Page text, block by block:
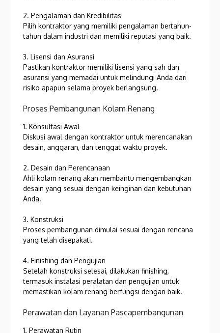
2. Pengalaman dan Kredibilitas
Pilih kontraktor yang memiliki pengalaman bertahun-
tahun dalam industri dan memiliki reputasi yang baik.
3. Lisensi dan Asuransi
Pastikan kontraktor memiliki lisensi yang sah dan
asuransi yang memadai untuk melindungi Anda dari
risiko apapun selama proyek berlangsung.
Proses Pembangunan Kolam Renang
1. Konsultasi Awal
Diskusi awal dengan kontraktor untuk merencanakan
desain, anggaran, dan tenggat waktu proyek.
2. Desain dan Perencanaan
Ahli kolam renang akan membantu mengembangkan
desain yang sesuai dengan keinginan dan kebutuhan
Anda.
3. Konstruksi
Proses pembangunan dimulai sesuai dengan rencana
yang telah disepakati.
4. Finishing dan Pengujian
Setelah konstruksi selesai, dilakukan finishing,
termasuk instalasi peralatan dan pengujian untuk
memastikan kolam renang berfungsi dengan baik.
Perawatan dan Layanan Pascapembangunan
1. Perawatan Rutin